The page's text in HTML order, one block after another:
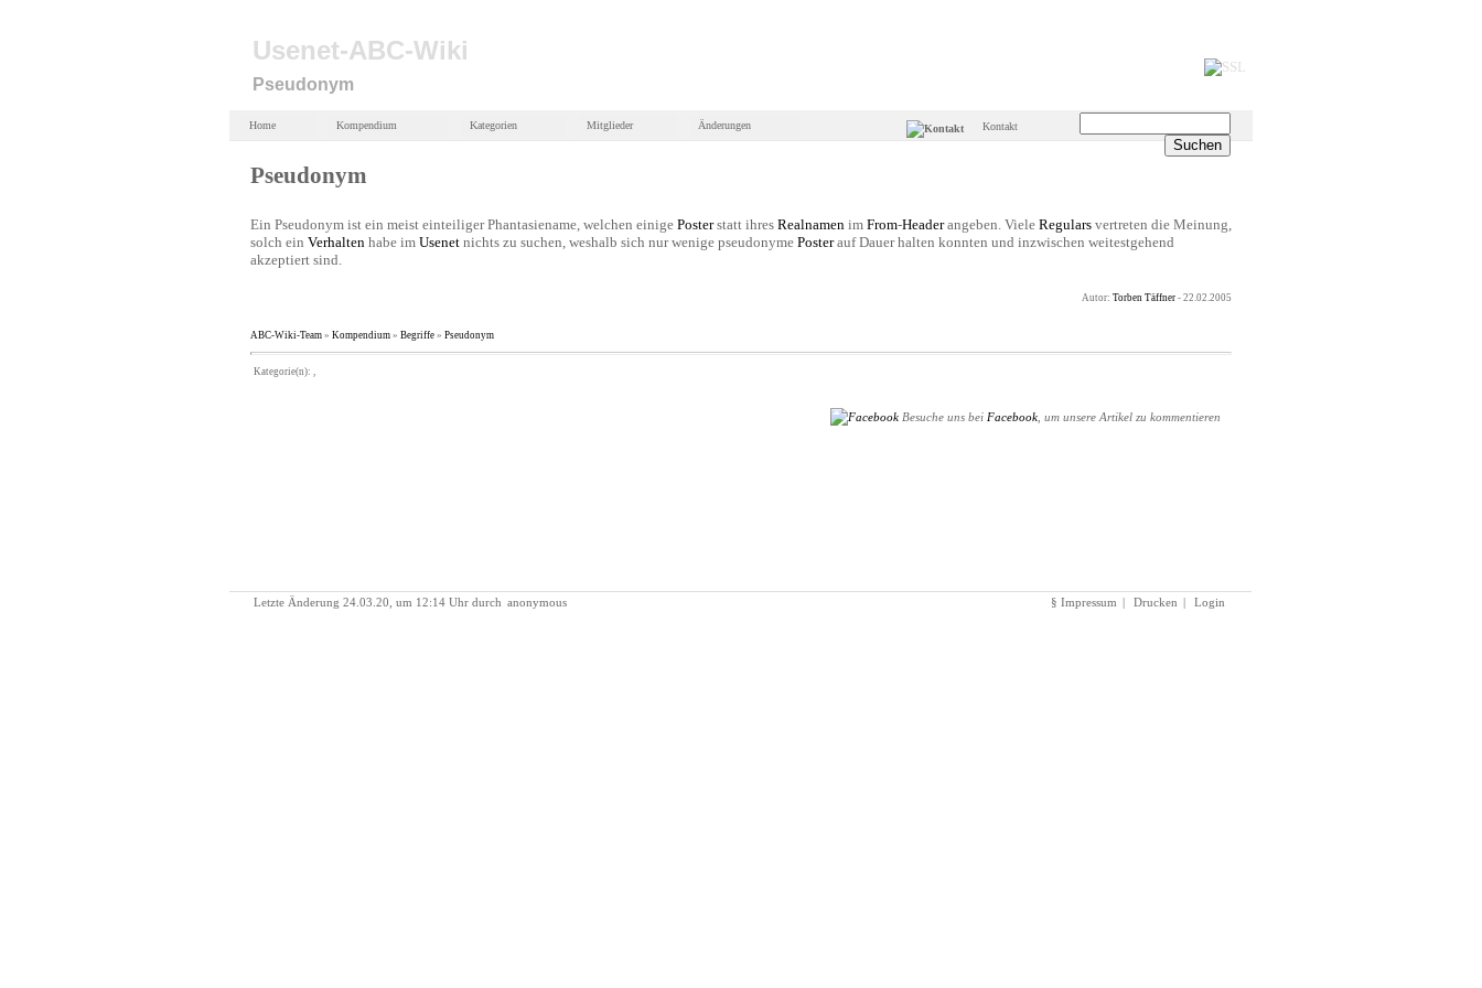
Usenet-ABC-Wiki
Pseudonym
Home Kompendium Kategorien Mitglieder Änderungen Kontakt
Pseudonym
Ein Pseudonym ist ein meist einteiliger Phantasiename, welchen einige Posterstatt ihres Realnamen im From-Headerangeben. Viele Regulars vertreten die Meinung,
solch ein Verhalten habe im Usenet nichts zu suchen, weshalb sich nur wenige pseudonyme Posterauf Dauer halten konnten und inzwischen weitestgehend
akzeptiert sind.
Autor: Torben Täffner - 22.02.2005
ABC-Wiki-Team » Kompendium » Begriffe » Pseudonym
Kategorie(n): ,
Besuche uns bei Facebook , um unsere Artikel zu kommentieren
Letzte Änderung 24.03.20, um 12:14 Uhr durch anonymous § Impressum Drucken Login